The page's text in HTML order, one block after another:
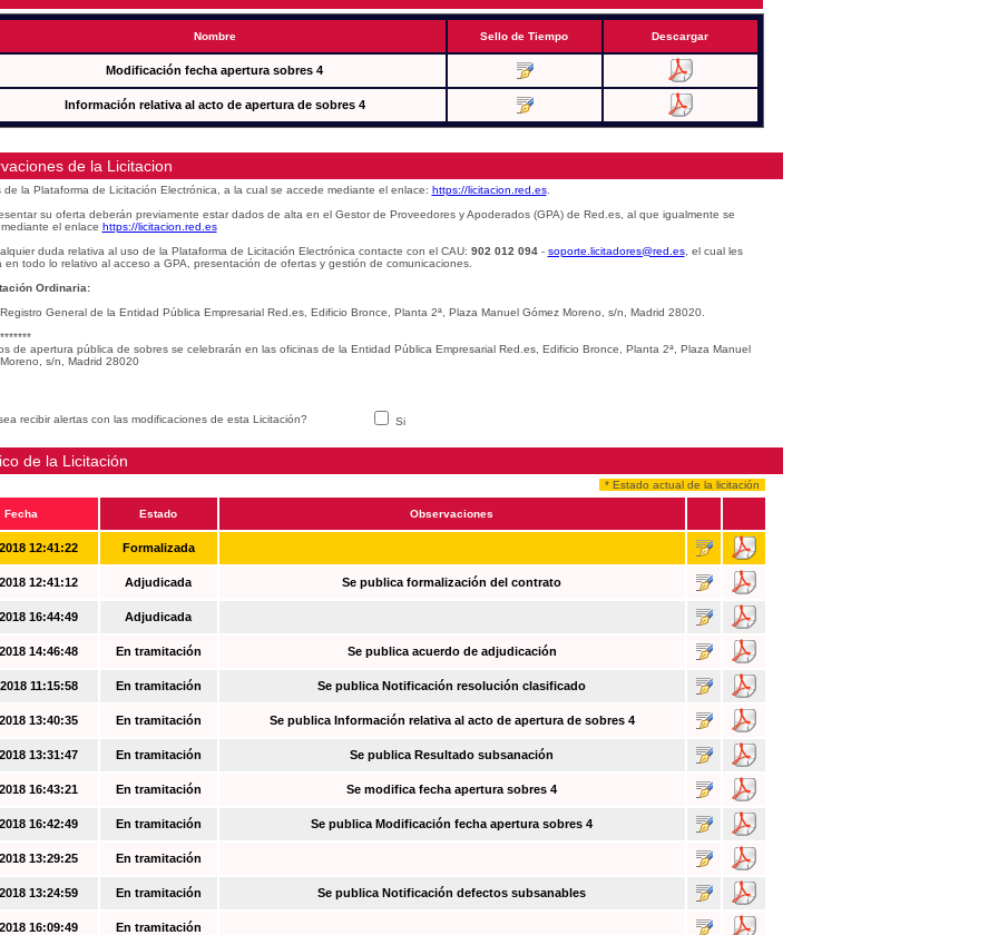
Nombre Sello de Tiempo Descargar
Modificación fecha apertura sobres 4
Información relativa al acto de apertura de sobres 4
de la Licitacion
de la Plataforma de Licitación Electrónica, a la cual se accede mediante el enlace: https://licitacion.red.es.
su oferta deberán previamente estar dados de alta en el Gestor de Proveedores y Apoderados (GPA) de Red.es, al que igualmente se
el enlace https://licitacion.red.es
duda relativa al uso de la Plataforma de Licitación Electrónica contacte con el CAU: 902 012 094- soporte.licitadores@red.es, el cual les
en todo lo relativo al acceso a GPA, presentación de ofertas y gestión de comunicaciones.
Ordinaria:
General de la Entidad Pública Empresarial Red.es, Edificio Bronce, Planta 2ª, Plaza Manuel Gómez Moreno, s/n, Madrid 28020.
de apertura pública de sobres se celebrarán en las oficinas de la Entidad Pública Empresarial Red.es, Edificio Bronce, Planta 2ª, Plaza Manuel
s/n, Madrid 28020
recibir alertas con las modificaciones de esta Licitación? Si
de la Licitación
* Estado actual de la licitación
Fecha Estado Observaciones
12:41:22 Formalizada
12:41:12 Adjudicada Se publica formalización del contrato
16:44:49 Adjudicada
14:46:48 En tramitación Se publica acuerdo de adjudicación
11:15:58 En tramitación Se publica Notificación resolución clasificado
13:40:35 En tramitación Se publica Información relativa al acto de apertura de sobres 4
13:31:47 En tramitación Se publica Resultado subsanación
16:43:21 En tramitación Se modifica fecha apertura sobres 4
16:42:49 En tramitación Se publica Modificación fecha apertura sobres 4
13:29:25 En tramitación
13:24:59 En tramitación Se publica Notificación defectos subsanables
16:09:49 En tramitación